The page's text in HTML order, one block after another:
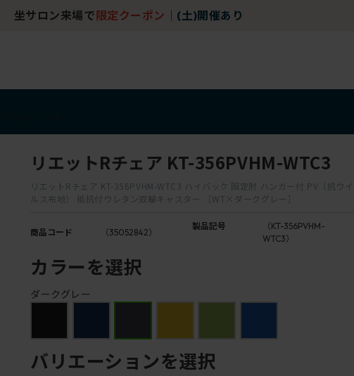
坐サロン来場で 限定クーポン (土)開催あり
リエットRチェア KT-356PVHM-WTC3
リエットRチェア KT-356PVHM-WTC3 ハイバック 固定肘 ハンガー付 PV（抗ウイ
ルス布地） 抵抗付ウレタン双輪キャスター ［WT×ダークグレー］
商品コード （35052842）
製品記号
（KT-356PVHM-
WTC3）
カラーを選択
ダークグレー
バリエーションを選択